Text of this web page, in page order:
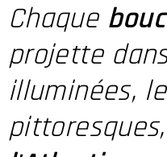
Chaque
projette
illuminées,